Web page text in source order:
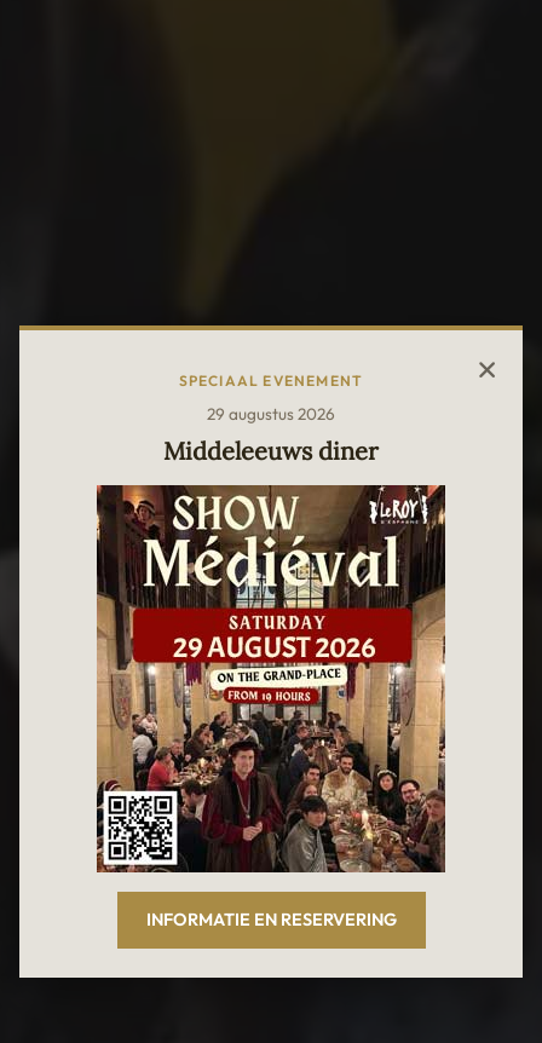
Brasserie & Restaurant
Le Roy d'Espagne
Belgische keuken en bieren, op het terras
van de Grote Markt van Brussel
SPECIAAL EVENEMENT
29 augustus 2026
Middeleeuws diner
INFORMATIE EN RESERVERING